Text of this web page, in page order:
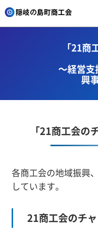
「21商
～経営
興
「21商工会の
各商工会の地域振興
しています。
21商工会のチ